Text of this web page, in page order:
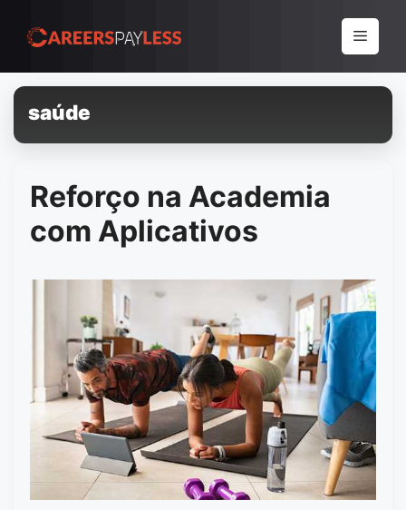
para
conteúdo
Menu
saúde
Reforço na Academia
com Aplicativos